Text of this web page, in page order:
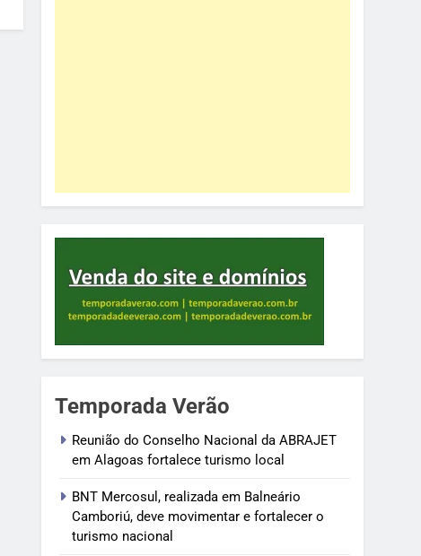
Temporada Verão
Reunião do Conselho Nacional da ABRAJET
em Alagoas fortalece turismo local
BNT Mercosul, realizada em Balneário
Camboriú, deve movimentar e fortalecer o
turismo nacional